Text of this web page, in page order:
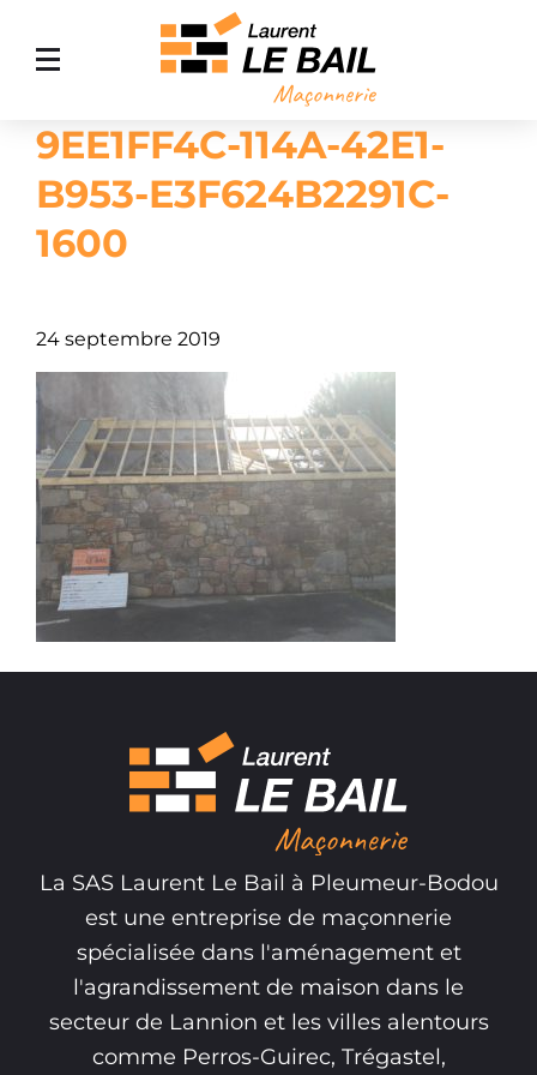
ACCUEIL
MAÇONNERIE GÉNÉRALE
NOS RÉALISATIONS
CONTACT
9EE1FF4C-114A-42E1-
B953-E3F624B2291C-
1600
24 septembre 2019
La SAS Laurent Le Bail à Pleumeur-Bodou
est une entreprise de maçonnerie
spécialisée dans l'aménagement et
l'agrandissement de maison dans le
secteur de Lannion et les villes alentours
comme Perros-Guirec, Trégastel,